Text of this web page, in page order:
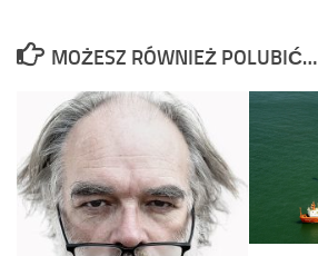
MOŻESZ RÓWNIEŻ POLUBIĆ…